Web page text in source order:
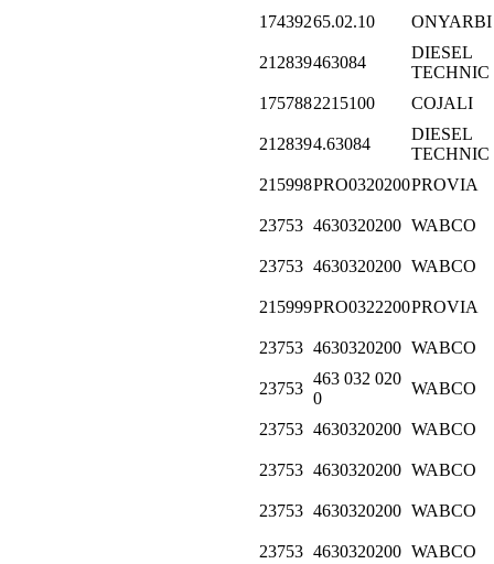
17439265.02.10 ONYARBI
212839463084
DIESEL
TECHNIC
1757882215100 COJALI
2128394.63084
DIESEL
TECHNIC
215998PRO0320200PROVIA
23753 4630320200 WABCO
23753 4630320200 WABCO
215999PRO0322200PROVIA
23753 4630320200 WABCO
23753
463 032 020
0
WABCO
23753 4630320200 WABCO
23753 4630320200 WABCO
23753 4630320200 WABCO
23753 4630320200 WABCO